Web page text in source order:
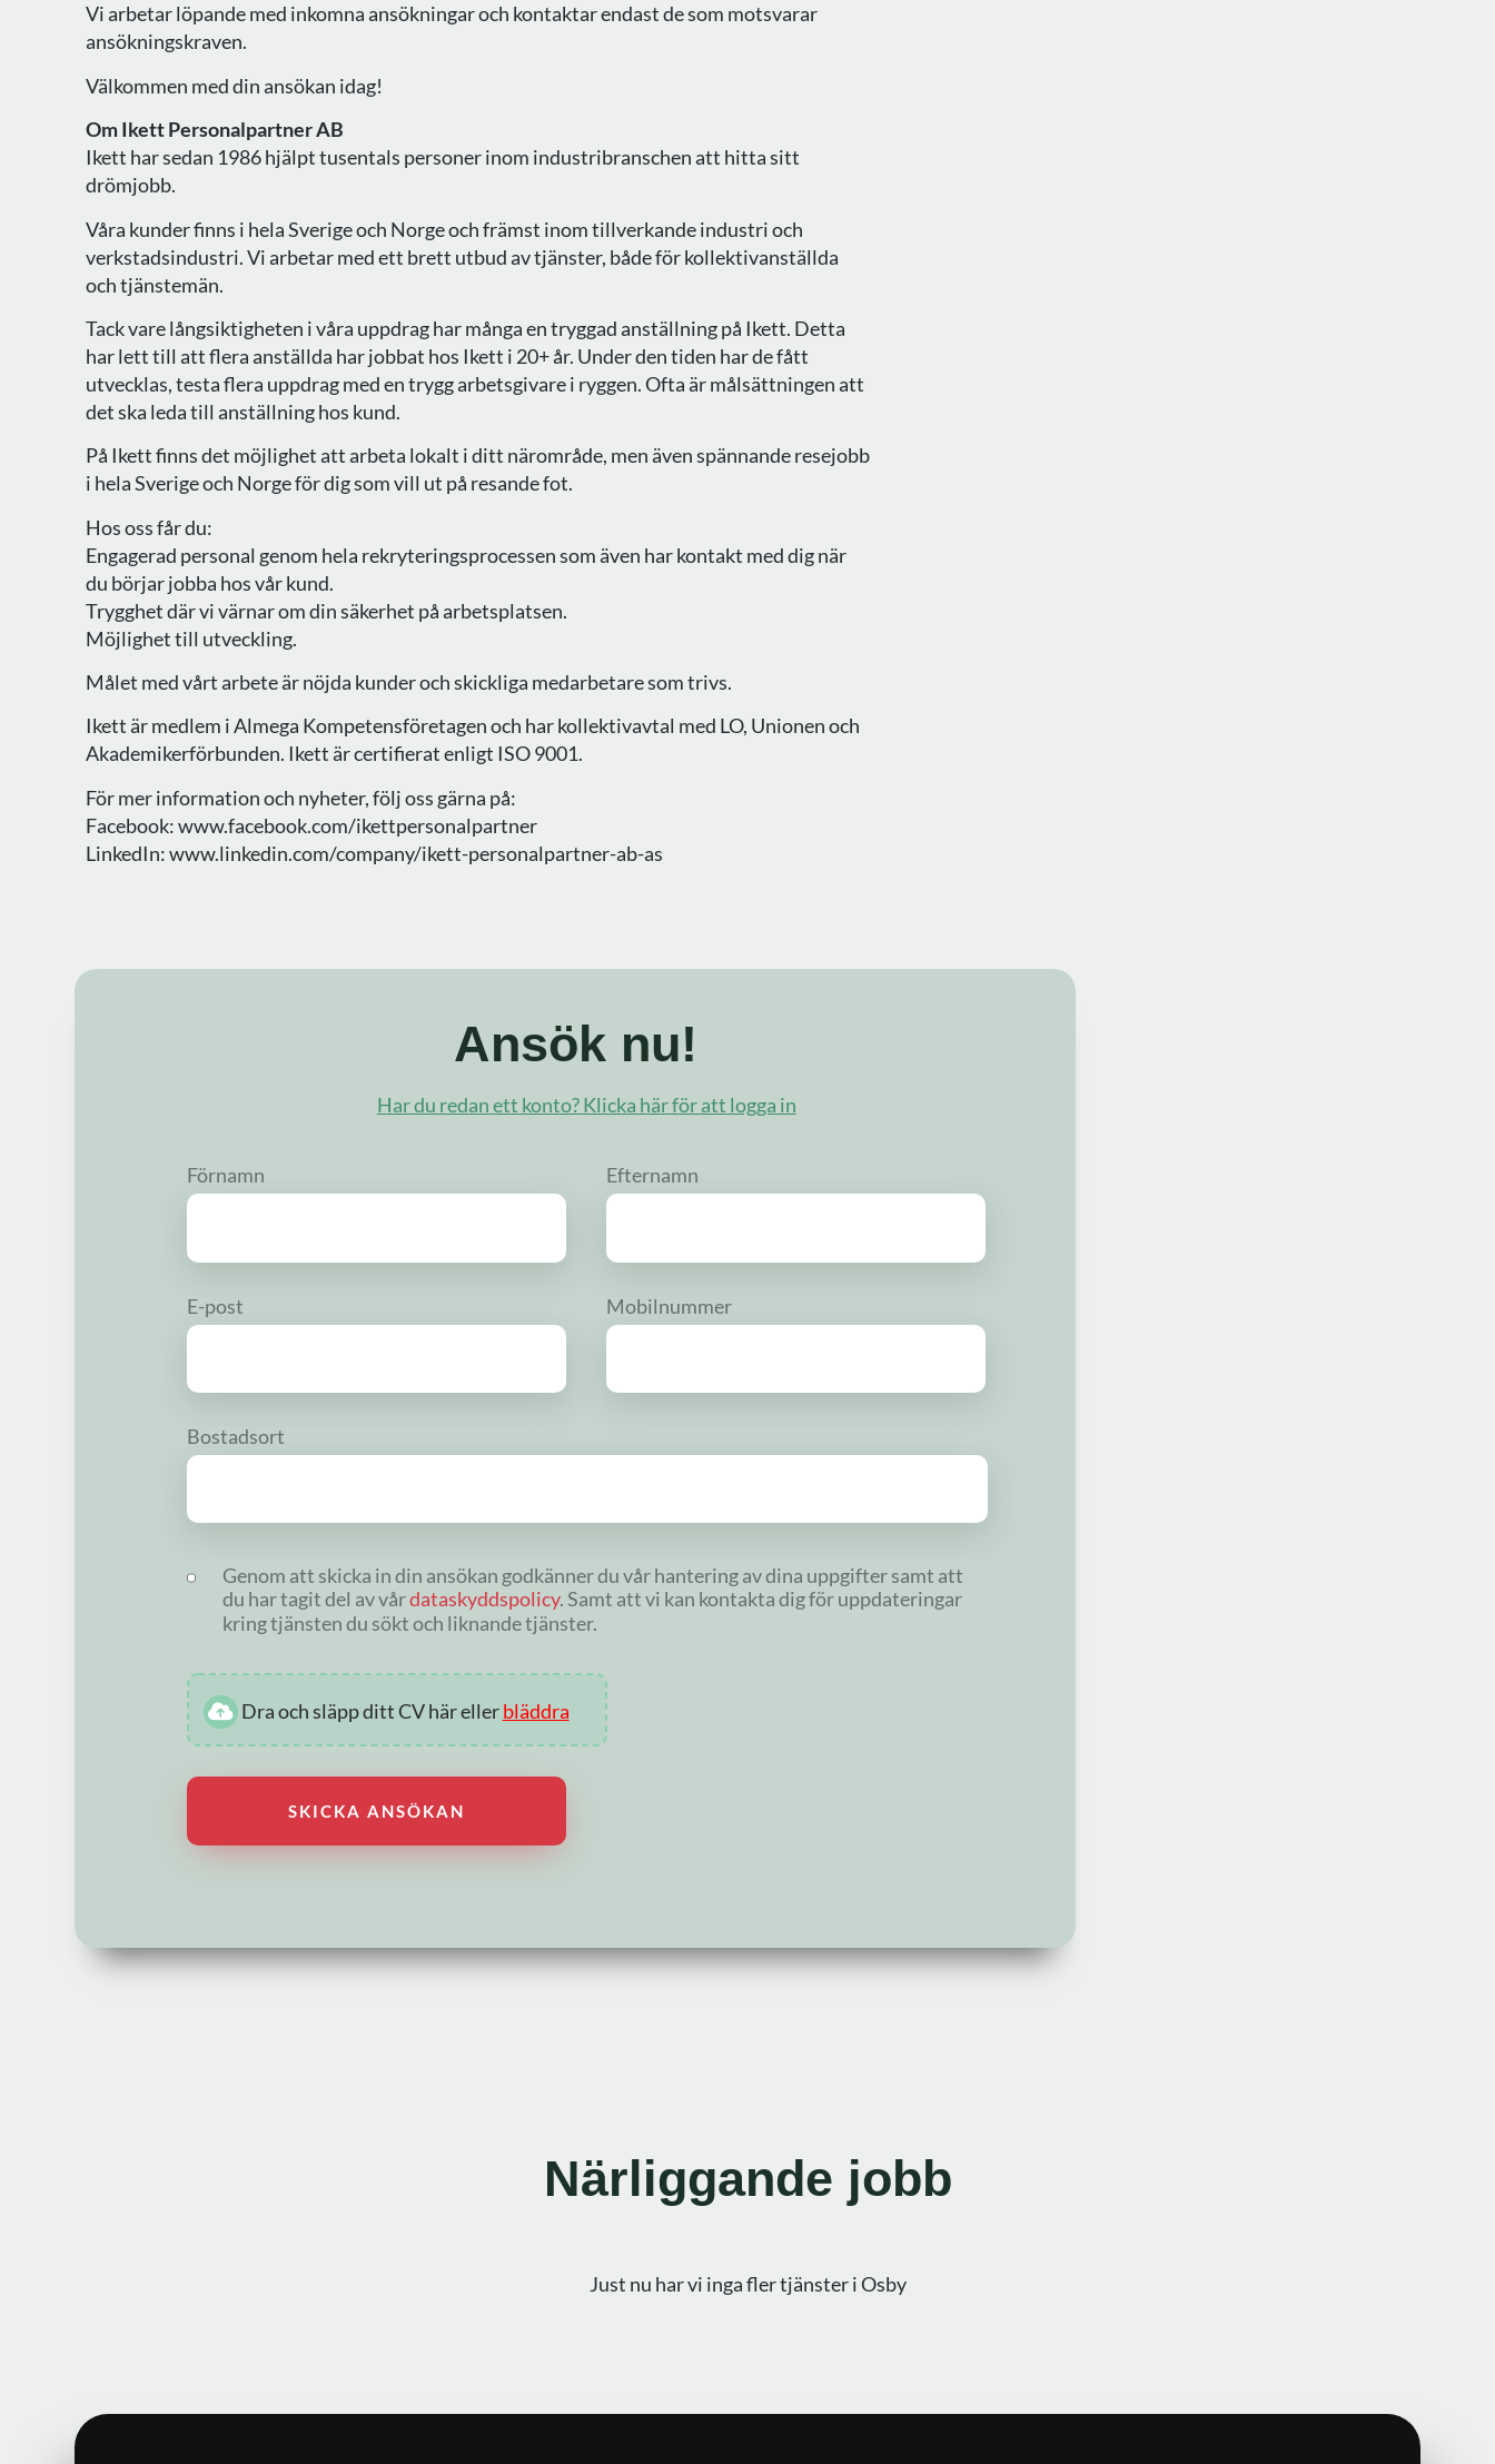
Vi arbetar löpande med inkomna ansökningar och kontaktar endast de som motsvarar
ansökningskraven.
Välkommen med din ansökan idag!
Om Ikett Personalpartner AB
Ikett har sedan 1986 hjälpt tusentals personer inom industribranschen att hitta sitt
drömjobb.
Våra kunder finns i hela Sverige och Norge och främst inom tillverkande industri och
verkstadsindustri. Vi arbetar med ett brett utbud av tjänster, både för kollektivanställda
och tjänstemän.
Tack vare långsiktigheten i våra uppdrag har många en tryggad anställning på Ikett. Detta
har lett till att flera anställda har jobbat hos Ikett i 20+ år. Under den tiden har de fått
utvecklas, testa flera uppdrag med en trygg arbetsgivare i ryggen. Ofta är målsättningen att
det ska leda till anställning hos kund.
På Ikett finns det möjlighet att arbeta lokalt i ditt närområde, men även spännande resejobb
i hela Sverige och Norge för dig som vill ut på resande fot.
Hos oss får du:
Engagerad personal genom hela rekryteringsprocessen som även har kontakt med dig när
du börjar jobba hos vår kund.
Trygghet där vi värnar om din säkerhet på arbetsplatsen.
Möjlighet till utveckling.
Målet med vårt arbete är nöjda kunder och skickliga medarbetare som trivs.
Ikett är medlem i Almega Kompetensföretagen och har kollektivavtal med LO, Unionen och
Akademikerförbunden. Ikett är certifierat enligt ISO 9001.
För mer information och nyheter, följ oss gärna på:
Facebook: www.facebook.com/ikettpersonalpartner
LinkedIn: www.linkedin.com/company/ikett-personalpartner-ab-as
Ansök nu!
Har du redan ett konto? Klicka här för att logga in
Förnamn Efternamn
E-post Mobilnummer
Bostadsort
Genom att skicka in din ansökan godkänner du vår hantering av dina uppgifter samt att
du har tagit del av vårdataskyddspolicy. Samt att vi kan kontakta dig för uppdateringar
kring tjänsten du sökt och liknande tjänster.
Dra och släpp ditt CV här ellerbläddra
Närliggande jobb
Just nu har vi inga fler tjänster iOsby